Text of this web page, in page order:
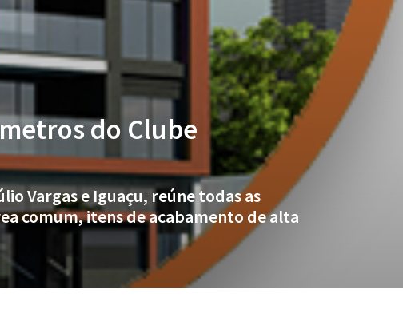
do Clube
Vargas e Iguaçu, reúne todas as
comum, itens de acabamento de alta